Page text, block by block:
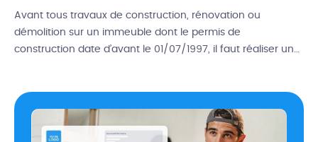
Avant tous travaux de construction, rénovation ou
démolition sur un immeuble dont le permis de
construction date d’avant le 01/07/1997, il faut réaliser un
travailleurs, les riverains et les futurs habitants. Vous
devrez potentiellement adapter vos modes opératoires
pour […]